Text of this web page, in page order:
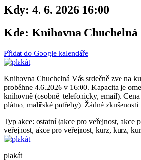
Kdy: 4. 6. 2026 16:00
Kde: Knihovna Chuchelná
Přidat do Google kalendáře
Knihovna Chuchelná Vás srdečně zve na
proběhne 4.6.2026 v 16:00. Kapacita je
knihovně (osobně, telefonicky, email).
plátno, malířské potřeby). Žádné zkušenosti
Typ akce: ostatní (akce pro veřejnost, akce
veřejnost, akce pro veřejnost, kurz, kurz,
plakát